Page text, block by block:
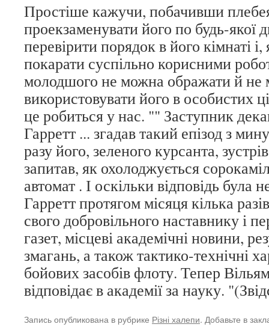
Простіше кажучи, побачивши
проекзаменувати його по будь-якої
перевірити порядок в його кімнаті
покарати суспільно корисними
молодшого не можна ображати й не
використовувати його в особистих
це робиться у нас. "" Заступник
Гарретт ... згадав такий епізод з
разу його, зеленого курсанта,
запитав, як охолоджується
автомат . І оскільки відповідь була
Гарретт протягом місяця кілька
свого добровільного наставнику і
газет, місцеві академічні новини,
змагань, а також тактико-технічні
бойових засобів флоту. Тепер
відповідає в академії за науку.
Запись опубликована в рубрике Різні халепи. Добавьте в